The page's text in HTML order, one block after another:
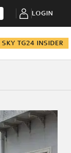
LOGIN
SKY TG24 INSIDER